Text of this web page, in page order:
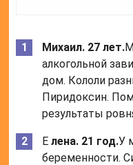
Михаил. 27 лет.
алкогольной
дом. Кололи
Пиридоксин.
результаты
Елена. 21 год.У
беременности.